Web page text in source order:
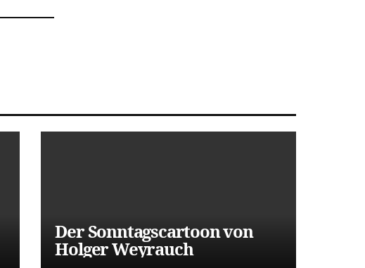
Der Sonntagscartoon von
Holger Weyrauch